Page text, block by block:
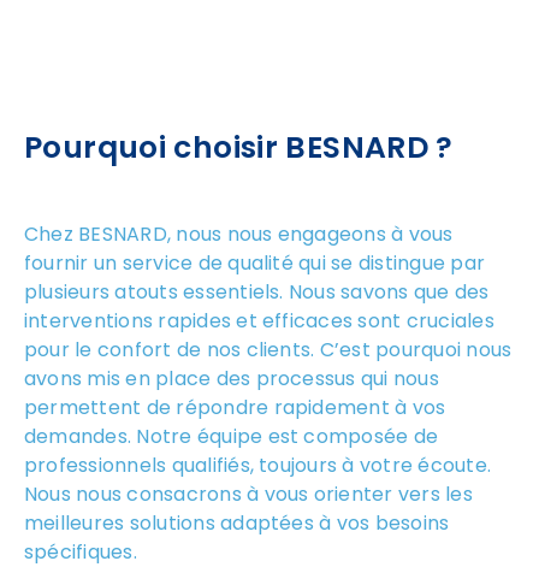
Pourquoi choisir BESNARD ?
Chez BESNARD, nous nous engageons à vous
fournir un service de qualité qui se distingue par
plusieurs atouts essentiels. Nous savons que des
interventions rapides et efficaces sont cruciales
pour le confort de nos clients. C’est pourquoi nous
avons mis en place des processus qui nous
permettent de répondre rapidement à vos
demandes. Notre équipe est composée de
professionnels qualifiés, toujours à votre écoute.
Nous nous consacrons à vous orienter vers les
meilleures solutions adaptées à vos besoins
spécifiques.